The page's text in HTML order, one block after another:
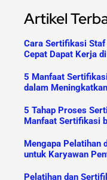
Artikel
Cara Sertifikasi Staf
Cepat Dapat Kerja
5 Manfaat
dalam
5 Tahap Proses
Manfaat Sertifikasi
Mengapa Pelatihan
untuk Karyawan
Pelatihan dan